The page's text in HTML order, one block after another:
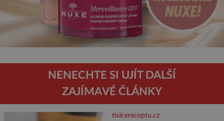
NENECHTE SI UJÍT DALŠÍ
ZAJÍMAVÉ ČLÁNKY
tisicereceptu.cz